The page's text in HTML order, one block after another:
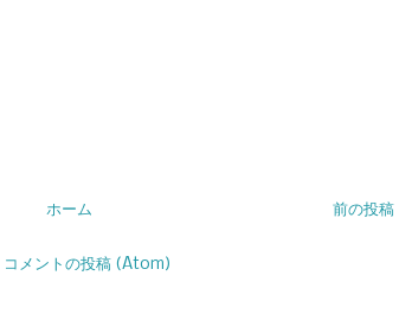
前の投稿
ホーム
コメントの投稿 (Atom)